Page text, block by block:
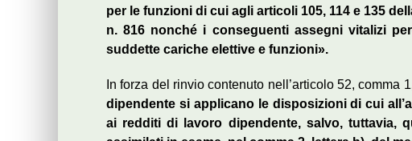
per le funzioni di cui agli articoli 105, 114 e 135
n. 816 nonché i conseguenti assegni vitalizi
suddette cariche elettive e funzioni».
In forza del rinvio contenuto nell’articolo 52, comma
dipendente si applicano le disposizioni di cui
ai redditi di lavoro dipendente, salvo, tuttavia,